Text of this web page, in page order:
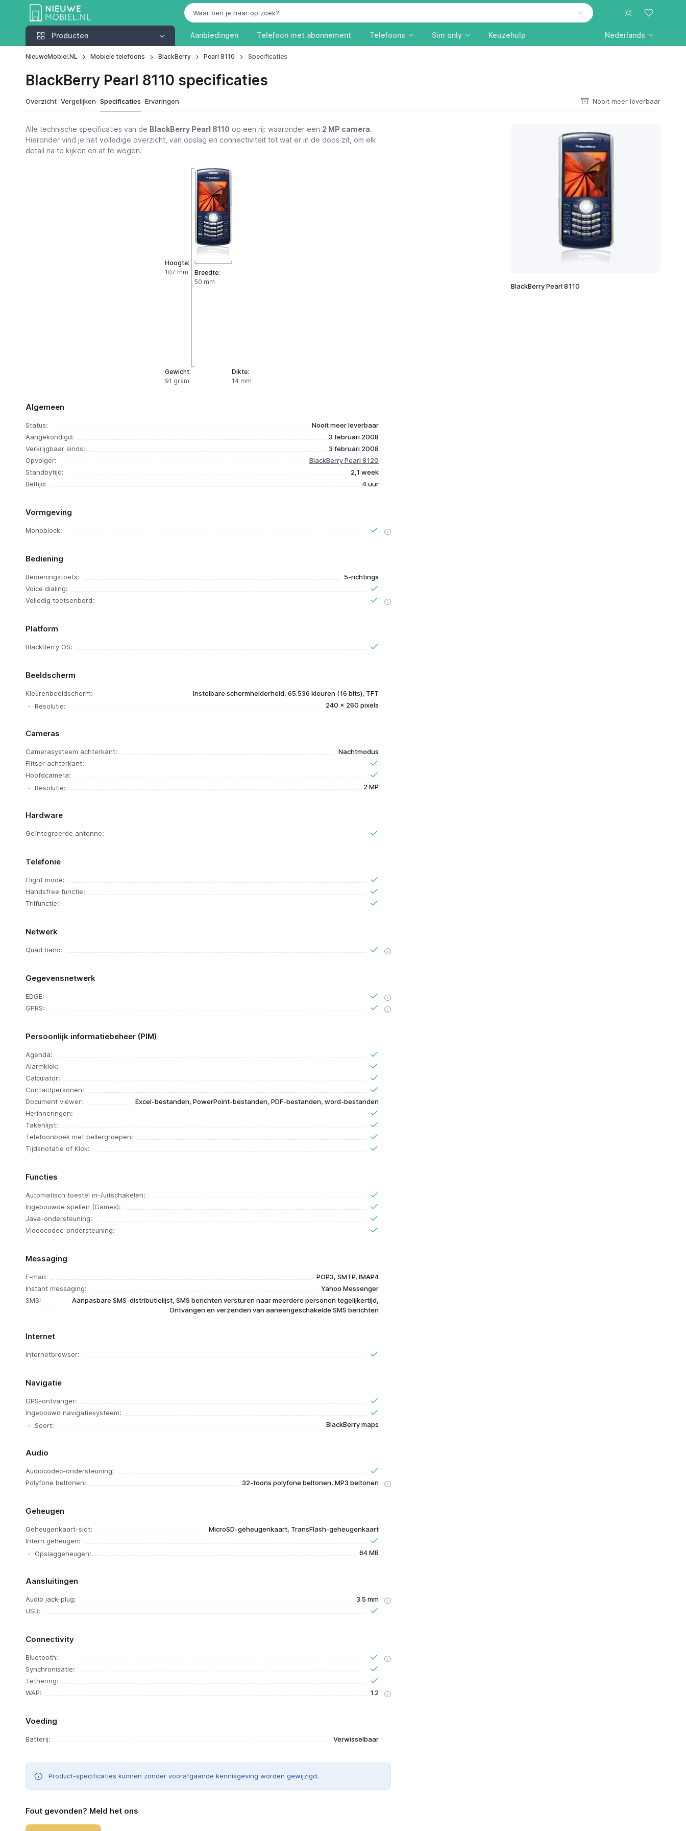
Producten
Producten Aanbiedingen Telefoon met abonnement Telefoons Sim only Keuzehulp Nederlands
NieuweMobiel.NL Mobiele telefoons BlackBerry Pearl 8110 Specificaties
BlackBerry Pearl 8110 specificaties
Overzicht Vergelijken Specificaties Ervaringen Nooit meer leverbaar
BlackBerry Pearl 8110
Alle technische specificaties van de BlackBerry Pearl 8110 op een rij: waaronder een 2 MP camera.
Hieronder vind je het volledige overzicht, van opslag en connectiviteit tot wat er in de doos zit, om elk
detail na te kijken en af te wegen.
Hoogte:
107 mm
Gewicht:
91 gram
Breedte:
50 mm
Dikte:
14 mm
Algemeen
Status:
Nooit meer leverbaar
Aangekondigd:
3 februari 2008
Verkrijgbaar sinds:
3 februari 2008
Opvolger:
BlackBerry Pearl 8120
Standbytijd:
2,1 week
Beltijd:
4 uur
Vormgeving
Monoblock:
Bediening
Bedieningstoets:
5-richtings
Voice dialing:
Volledig toetsenbord:
Platform
BlackBerry OS:
Beeldscherm
Kleurenbeeldscherm:
Instelbare schermhelderheid, 65.536 kleuren (16 bits), TFT
Resolutie:
240 x 260 pixels
Cameras
Camerasysteem achterkant:
Nachtmodus
Flitser achterkant:
Hoofdcamera:
Resolutie:
2 MP
Hardware
Geïntegreerde antenne:
Telefonie
Flight mode:
Handsfree functie:
Trilfunctie:
Netwerk
Quad band:
Gegevensnetwerk
EDGE:
GPRS:
Persoonlijk informatiebeheer (PIM)
Agenda:
Alarmklok:
Calculator:
Contactpersonen:
Document viewer:
Excel-bestanden, PowerPoint-bestanden, PDF-bestanden, word-bestanden
Herinneringen:
Takenlijst:
Telefoonboek met bellergroepen:
Tijdsnotatie of Klok:
Functies
Automatisch toestel in-/uitschakelen:
Ingebouwde spellen (Games):
Java-ondersteuning:
Videocodec-ondersteuning:
Messaging
E-mail:
POP3, SMTP, IMAP4
Instant messaging:
Yahoo Messenger
SMS:
Aanpasbare SMS-distributielijst, SMS berichten versturen naar meerdere personen tegelijkertijd,
Ontvangen en verzenden van aaneengeschakelde SMS berichten
Internet
Internetbrowser:
Navigatie
GPS-ontvanger:
Ingebouwd navigatiesysteem:
Soort:
BlackBerry maps
Audio
Audiocodec-ondersteuning:
Polyfone beltonen:
32-toons polyfone beltonen, MP3 beltonen
Geheugen
Geheugenkaart-slot:
MicroSD-geheugenkaart, TransFlash-geheugenkaart
Intern geheugen:
Opslaggeheugen:
64 MB
Aansluitingen
Audio jack-plug:
3.5 mm
USB:
Connectivity
Bluetooth:
Synchronisatie:
Tethering:
WAP:
1.2
Voeding
Batterij: Verwisselbaar
Product-specificaties kunnen zonder voorafgaande kennisgeving worden gewijzigd.
Fout gevonden? Meld het ons